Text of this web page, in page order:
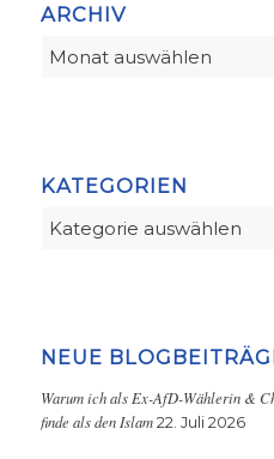
ARCHIV
KATEGORIEN
Kategorien
NEUE
Warum ich als Ex-AfD-Wählerin &
finde als den Islam 22. Juli 2026